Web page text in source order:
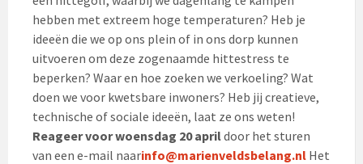
hebben met extreem hoge temperaturen? Heb je
ideeën die we op ons plein of in ons dorp kunnen
uitvoeren om deze zogenaamde hittestress te
beperken? Waar en hoe zoeken we verkoeling? Wat
doen we voor kwetsbare inwoners? Heb jij creatieve,
technische of sociale ideeën, laat ze ons weten!
Reageer voor woensdag 20 aprildoor het sturen
van een e-mail naarinfo@marienveldsbelang.nl Het